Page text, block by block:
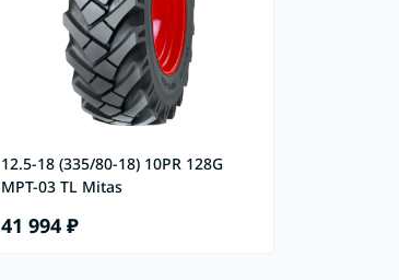
12.5-18 (335/80-18) 10PR 128G
MPT-03 TL Mitas
41 994 ₽